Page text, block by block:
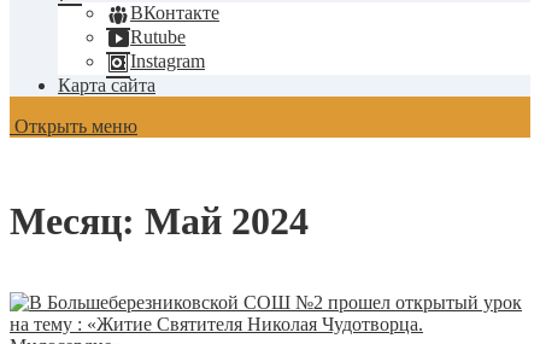
ВКонтакте
Rutube
Instagram
Карта сайта
Открыть меню
Месяц: Май 2024